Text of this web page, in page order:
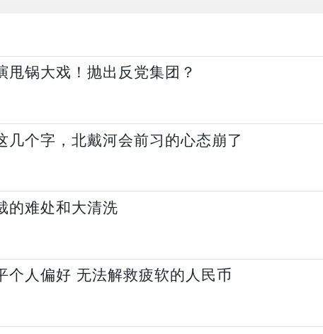
甩锅大戏！抛出反党集团？
几个字，北戴河会前习的心态崩了
的难处和大清洗
个人偏好 无法解救疲软的人民币